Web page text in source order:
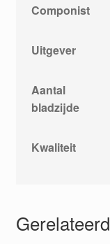
Componist
Uitgever
Aantal
bladzijde
Kwaliteit